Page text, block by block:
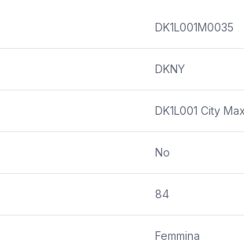
DK1L001M0035
DKNY
DK1L001 City
No
84
Femmina